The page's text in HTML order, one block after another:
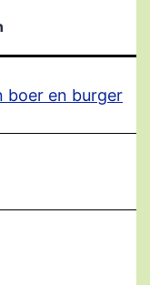
boer en burger